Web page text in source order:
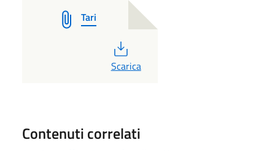
Tari
PDF
Scarica
Contenuti correlati